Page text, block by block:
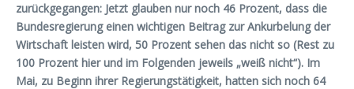
zurückgegangen: Jetzt glauben nur noch 46 Prozent, dass die
Bundesregierung einen wichtigen Beitrag zur Ankurbelung der
Wirtschaft leisten wird, 50 Prozent sehen das nicht so (Rest zu
100 Prozent hier und im Folgenden jeweils „weiß nicht“). Im
Mai, zu Beginn ihrer Regierungstätigkeit, hatten sich noch 64